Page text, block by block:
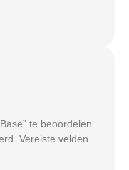
te beoordelen
Vereiste velden